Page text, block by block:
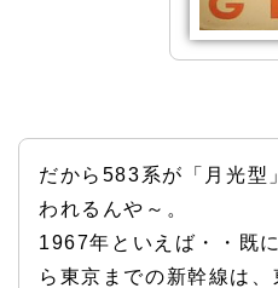
だから583系が「月光型
われるんや～。
1967年といえば・・既
ら東京までの新幹線は、